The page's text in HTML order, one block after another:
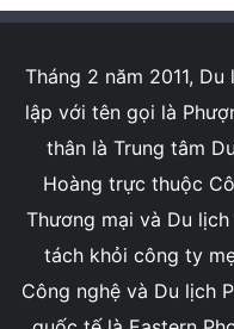
Tháng 2 năm 2011,
lập với tên gọi là
thân là Trung tâm
Hoàng trực thuộc
Thương mại và Du
tách khỏi công ty
Công nghệ và Du lịch